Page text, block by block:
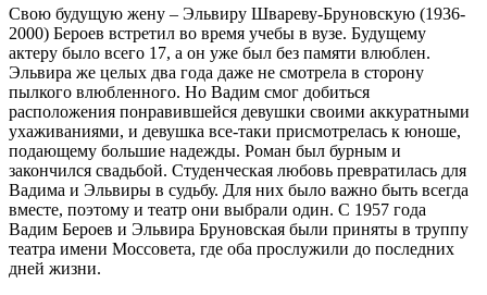
Свою будущую жену – Эльвиру Швареву-Бруновскую (1936-
2000) Бероев встретил во время учебы в вузе. Будущему
актеру было всего 17, а он уже был без памяти влюблен.
Эльвира же целых два года даже не смотрела в сторону
пылкого влюбленного. Но Вадим смог добиться
расположения понравившейся девушки своими аккуратными
ухаживаниями, и девушка все-таки присмотрелась к юноше,
подающему большие надежды. Роман был бурным и
закончился свадьбой. Студенческая любовь превратилась для
Вадима и Эльвиры в судьбу. Для них было важно быть всегда
вместе, поэтому и театр они выбрали один. С 1957 года
Вадим Бероев и Эльвира Бруновская были приняты в труппу
театра имени Моссовета, где оба прослужили до последних
дней жизни.